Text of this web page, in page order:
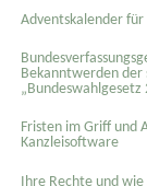
Adventskalender
Bekanntwerden der
„Bundeswahlgesetz
Fristen im Griff und
Kanzleisoftware
Ihre Rechte und